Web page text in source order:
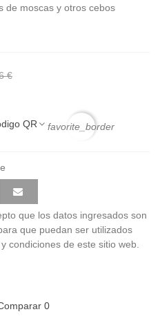
de moscas y otros cebos
€
QR favorite_border
que los datos ingresados son
que puedan ser utilizados
condiciones de este sitio web.
0